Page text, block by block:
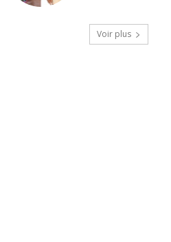
Voir plus